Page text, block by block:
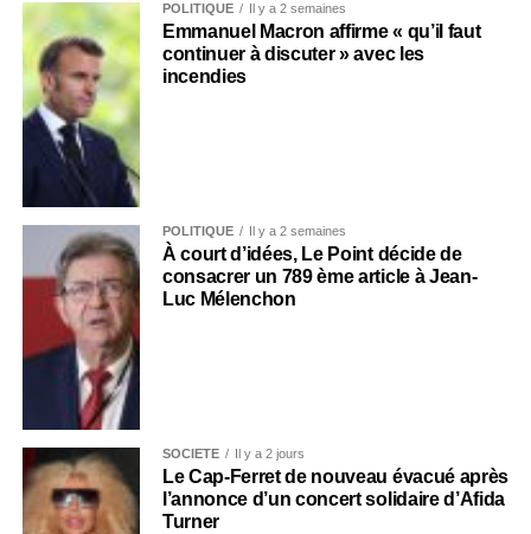
POLITIQUE Il y a 2 semaines
Emmanuel Macron affirme « qu’il faut
continuer à discuter » avec les
incendies
POLITIQUE Il y a 2 semaines
À court d’idées, Le Point décide de
consacrer un 789 ème article à Jean-
Luc Mélenchon
SOCIÉTÉ Il y a 2 jours
Le Cap-Ferret de nouveau évacué après
l’annonce d’un concert solidaire d’Afida
Turner